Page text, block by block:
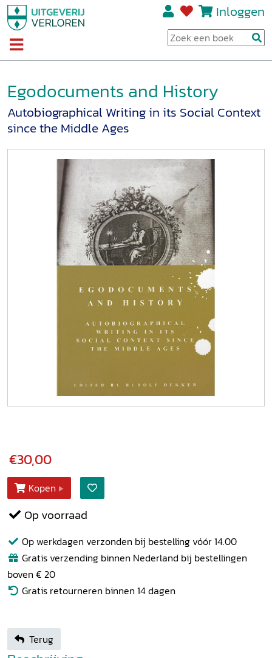
Inloggen
Egodocuments and History
Autobiographical Writing in its Social Context
since the Middle Ages
€30,00
Kopen
Op voorraad
Op werkdagen verzonden bij bestelling vóór 14.00
Gratis verzending binnen Nederland bij bestellingen
boven € 20
Gratis retourneren binnen 14 dagen
Terug